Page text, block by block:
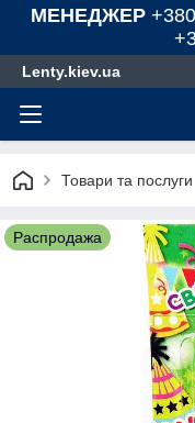
МЕНЕДЖЕР
Lenty.kiev.ua
Товари та послуги
Распродажа